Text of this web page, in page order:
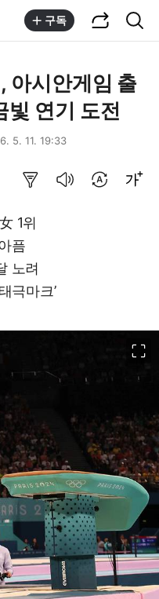
구독
아시안게임 출
연기 도전
5. 11. 19:33
1위
픔
노려
극마크’